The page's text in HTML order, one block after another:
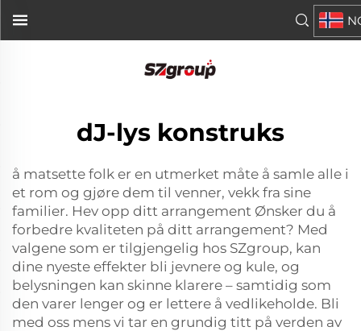
dJ-lys konstruks
å matsette folk er en utmerket måte å samle alle i
et rom og gjøre dem til venner, vekk fra sine
familier. Hev opp ditt arrangement Ønsker du å
forbedre kvaliteten på ditt arrangement? Med
valgene som er tilgjengelig hos SZgroup, kan
dine nyeste effekter bli jevnere og kule, og
belysningen kan skinne klarere – samtidig som
den varer lenger og er lettere å vedlikeholde. Bli
med oss mens vi tar en grundig titt på verden av